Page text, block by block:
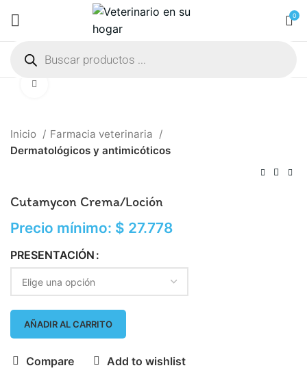
0
Inicio
Farmacia veterinaria
Dermatológicos y antimicóticos
Cutamycon Crema/Loción
Precio mínimo: $ 27.778
PRESENTACIÓN
AÑADIR AL CARRITO
Compare Add to wishlist